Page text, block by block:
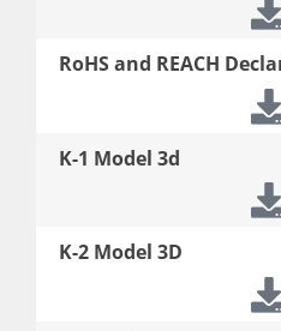
RoHS and REACH
K-1 Model 3d
K-2 Model 3D